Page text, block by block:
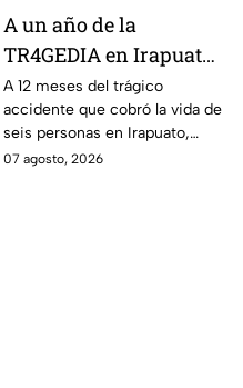
A un año de la
TR4GEDIA en Irapuato:
así luce hoy el lugar
donde MURI3RON seis
personas arroll4das
por el tren
A 12 meses del trágico
accidente que cobró la vida de
seis personas en Irapuato,
flores, veladoras y murales
07 agosto, 2026